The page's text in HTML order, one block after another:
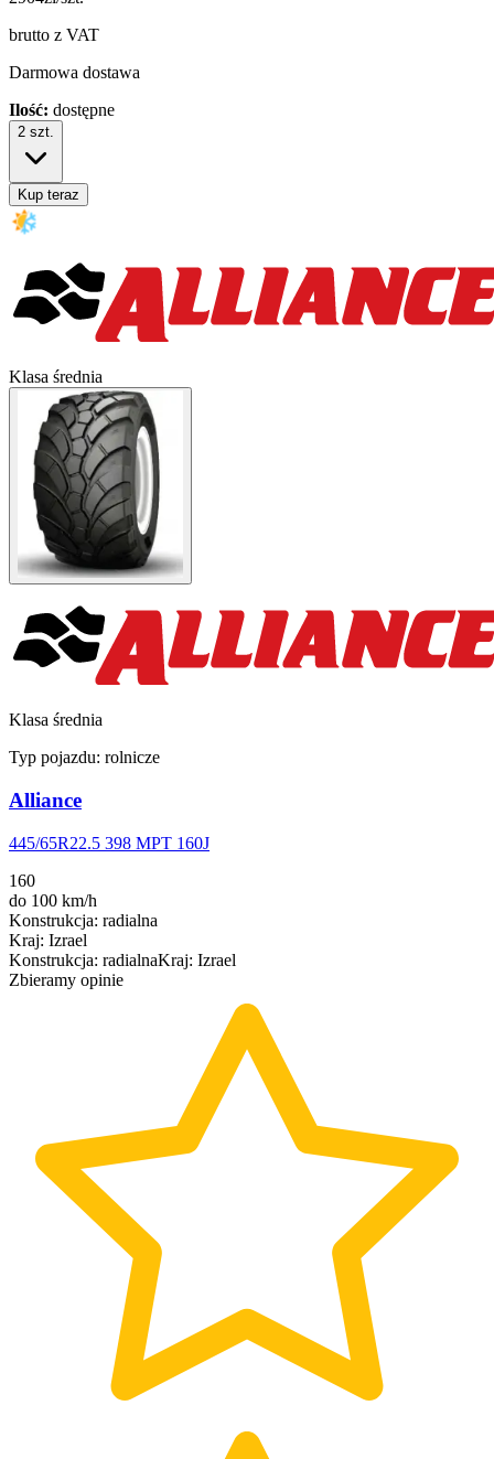
brutto z VAT
Darmowa dostawa
Ilość: dostępne
2 szt.
Kup teraz
Klasa średnia
Klasa średnia
Typ pojazdu: rolnicze
Alliance
445/65R22.5 398 MPT 160J
160
do 100 km/h
Konstrukcja: radialna
Kraj: Izrael
Konstrukcja: radialnaKraj: Izrael
Zbieramy opinie